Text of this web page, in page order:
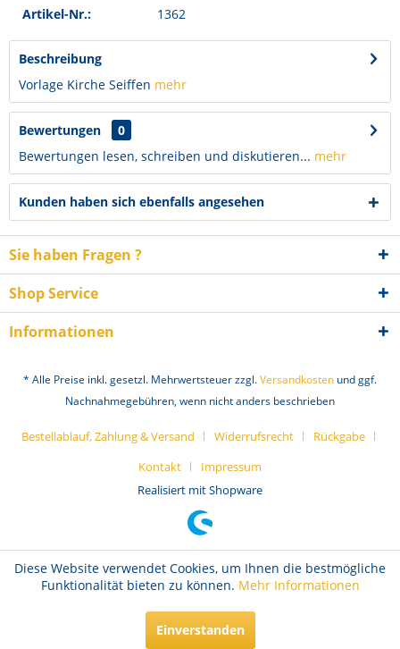
Artikel-Nr.: 1362
Beschreibung
Vorlage Kirche Seiffen mehr
Bewertungen
0
Bewertungen lesen, schreiben und diskutieren... mehr
Kunden haben sich ebenfalls angesehen
Sie haben Fragen ?
Shop Service
Informationen
* Alle Preise inkl. gesetzl. Mehrwertsteuer zzgl.Versandkosten und ggf.
Nachnahmegebühren, wenn nicht anders beschrieben
Bestellablauf, Zahlung & Versand Widerrufsrecht
Rückgabe
Kontakt
Impressum
Realisiert mit Shopware
Diese Website verwendet Cookies, um Ihnen die bestmögliche
Funktionalität bieten zu können. Mehr Informationen
Einverstanden